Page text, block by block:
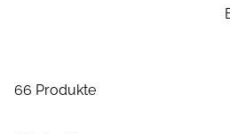
66 Produkte